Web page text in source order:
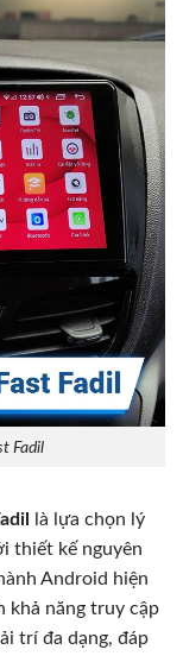
Fadil
là lựa chọn lý
thiết kế nguyên
Android hiện
khả năng truy cập
trí đa dạng, đáp